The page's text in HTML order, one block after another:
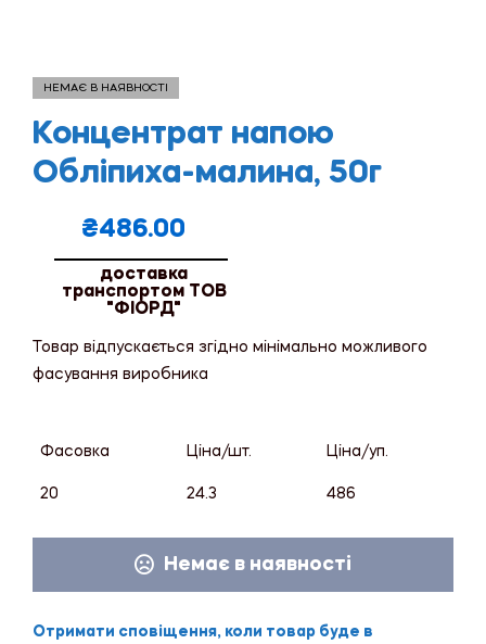
НЕМАЄ В НАЯВНОСТІ
Концентрат напою
Обліпиха-малина, 50г
₴486.00
доставка
транспортом ТОВ
"ФІОРД"
Товар відпускається згідно мінімально можливого
фасування виробника
Фасовка Ціна/шт. Ціна/уп.
20 24.3 486
Немає в наявності
Отримати сповіщення, коли товар буде в